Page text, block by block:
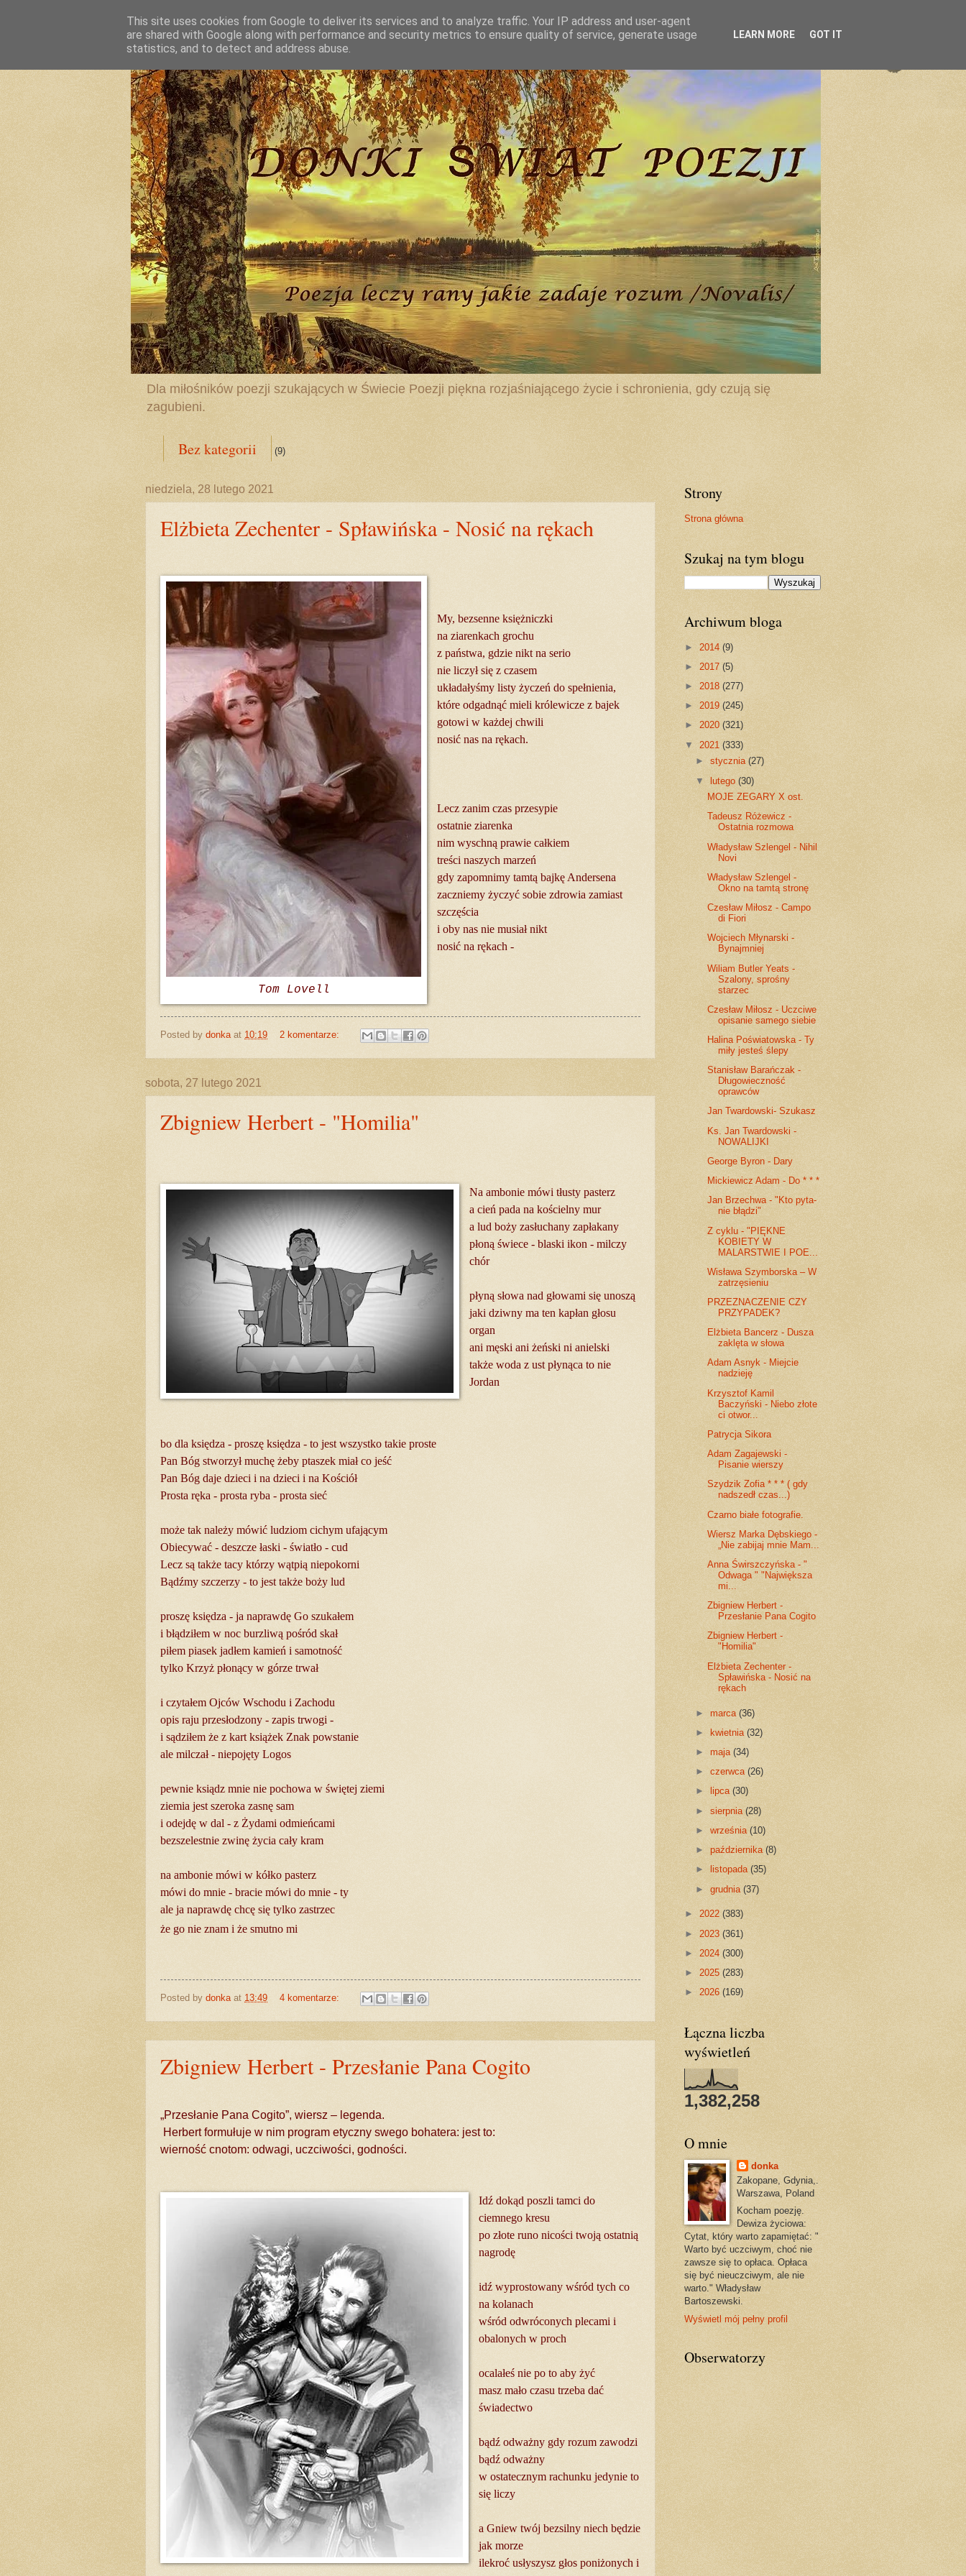
Dla miłośników poezji szukających w Świecie Poezji piękna rozjaśniającego życie i schronienia, gdy czują się
zagubieni.
Bez kategorii (9)
niedziela, 28 lutego 2021
Elżbieta Zechenter - Spławińska - Nosić na rękach
Tom Lovell
My, bezsenne księżniczki
na ziarenkach grochu
z państwa, gdzie nikt na serio
nie liczył się z czasem
układałyśmy listy życzeń do spełnienia,
które odgadnąć mieli królewicze z bajek
gotowi w każdej chwili
nosić nas na rękach.
Lecz zanim czas przesypie
ostatnie ziarenka
nim wyschną prawie całkiem
treści naszych marzeń
gdy zapomnimy tamtą bajkę Andersena
zaczniemy życzyć sobie zdrowia zamiast
szczęścia
i oby nas nie musiał nikt
nosić na rękach -
Posted by donka at 10:19 2 komentarze:
sobota, 27 lutego 2021
Zbigniew Herbert - "Homilia"
Na ambonie mówi tłusty pasterz
a cień pada na kościelny mur
a lud boży zasłuchany zapłakany
płoną świece - blaski ikon - milczy
chór
płyną słowa nad głowami się unoszą
jaki dziwny ma ten kapłan głosu
organ
ani męski ani żeński ni anielski
także woda z ust płynąca to nie
Jordan
bo dla księdza - proszę księdza - to jest wszystko takie proste
Pan Bóg stworzył muchę żeby ptaszek miał co jeść
Pan Bóg daje dzieci i na dzieci i na Kościół
Prosta ręka - prosta ryba - prosta sieć
może tak należy mówić ludziom cichym ufającym
Obiecywać - deszcze łaski - światło - cud
Lecz są także tacy którzy wątpią niepokorni
Bądźmy szczerzy - to jest także boży lud
proszę księdza - ja naprawdę Go szukałem
i błądziłem w noc burzliwą pośród skał
piłem piasek jadłem kamień i samotność
tylko Krzyż płonący w górze trwał
i czytałem Ojców Wschodu i Zachodu
opis raju przesłodzony - zapis trwogi -
i sądziłem że z kart książek Znak powstanie
ale milczał - niepojęty Logos
pewnie ksiądz mnie nie pochowa w świętej ziemi
ziemia jest szeroka zasnę sam
i odejdę w dal - z Żydami odmieńcami
bezszelestnie zwinę życia cały kram
na ambonie mówi w kółko pasterz
mówi do mnie - bracie mówi do mnie - ty
ale ja naprawdę chcę się tylko zastrzec
że go nie znam i że smutno mi
Posted by donka at 13:49 4 komentarze:
Zbigniew Herbert - Przesłanie Pana Cogito
„Przesłanie Pana Cogito”, wiersz – legenda.
Herbert formułuje w nim program etyczny swego bohatera: jest to:
wierność cnotom: odwagi, uczciwości, godności.
Idź dokąd poszli tamci do
ciemnego kresu
po złote runo nicości twoją ostatnią
nagrodę
idź wyprostowany wśród tych co
na kolanach
wśród odwróconych plecami i
obalonych w proch
ocalałeś nie po to aby żyć
masz mało czasu trzeba dać
świadectwo
bądź odważny gdy rozum zawodzi
bądź odważny
w ostatecznym rachunku jedynie to
się liczy
a Gniew twój bezsilny niech będzie
jak morze
ilekroć usłyszysz głos poniżonych i
Strony
Strona główna
Szukaj na tym blogu
Archiwum bloga
► 2014 (9)
► 2017 (5)
► 2018 (277)
► 2019 (245)
► 2020 (321)
▼ 2021 (333)
►stycznia(27)
▼ lutego(30)
MOJE ZEGARY X ost.
Tadeusz Różewicz -
Ostatnia rozmowa
Władysław Szlengel - Nihil
Novi
Władysław Szlengel -
Okno na tamtą stronę
Czesław Miłosz - Campo
di Fiori
Wojciech Młynarski -
Bynajmniej
Wiliam Butler Yeats -
Szalony, sprośny
starzec
Czesław Miłosz - Uczciwe
opisanie samego siebie
Halina Poświatowska - Ty
miły jesteś ślepy
Stanisław Barańczak -
Długowieczność
oprawców
Jan Twardowski- Szukasz
Ks. Jan Twardowski -
NOWALIJKI
George Byron - Dary
Mickiewicz Adam - Do * * *
Jan Brzechwa - "Kto pyta-
nie błądzi"
Z cyklu - "PIĘKNE
KOBIETY W
MALARSTWIE I POE...
Wisława Szymborska – W
zatrzęsieniu
PRZEZNACZENIE CZY
PRZYPADEK?
Elżbieta Bancerz - Dusza
zaklęta w słowa
Adam Asnyk - Miejcie
nadzieję
Krzysztof Kamil
Baczyński - Niebo złote
ci otwor...
Patrycja Sikora
Adam Zagajewski -
Pisanie wierszy
Szydzik Zofia * * * ( gdy
nadszedł czas...)
Czarno białe fotografie.
Wiersz Marka Dębskiego -
„Nie zabijaj mnie Mam...
Anna Świrszczyńska - "
Odwaga " "Największa
mi...
Zbigniew Herbert -
Przesłanie Pana Cogito
Zbigniew Herbert -
"Homilia"
Elżbieta Zechenter -
Spławińska - Nosić na
rękach
►marca(36)
►
kwietnia(32)
►maja(34)
►czerwca(26)
►
lipca(30)
►sierpnia(28)
►września(10)
►października(8)
►
listopada(35)
►grudnia(37)
► 2022 (383)
► 2023 (361)
► 2024 (300)
► 2025 (283)
► 2026 (169)
Łączna liczba
wyświetleń
1,382,258
O mnie
donka
Zakopane, Gdynia,.
Warszawa, Poland
Kocham poezję.
Dewiza życiowa:
Cytat, który warto zapamiętać: "
Warto być uczciwym, choć nie
zawsze się to opłaca. Opłaca
się być nieuczciwym, ale nie
warto." Władysław
Bartoszewski.
Wyświetl mój pełny profil
Obserwatorzy
This site uses cookies from Google to deliver its services and to analyze traffic. Your IP address and user-agent
are shared with Google along with performance and security metrics to ensure quality of service, generate usage
statistics, and to detect and address abuse.
LEARN MORE GOT IT